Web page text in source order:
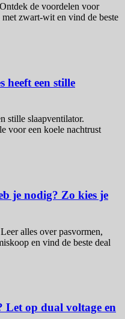
de voordelen voor
zwart-wit en vind de beste
heeft een stille
stille slaapventilator.
voor een koele nachtrust
je nodig? Zo kies je
alles over pasvormen,
en vind de beste deal
Let op dual voltage en